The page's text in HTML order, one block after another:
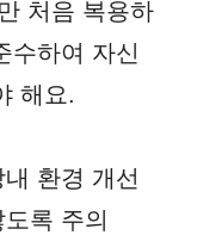
처음 복용하
수하여 자신
해요.
환경 개선
록 주의